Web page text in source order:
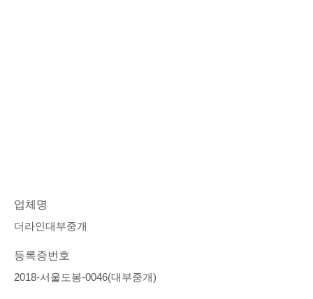
업체명
더라인대부중개
등록증번호
2018-서울도봉-0046(대부중개)